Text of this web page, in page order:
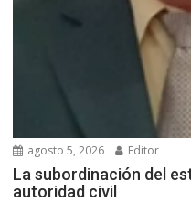
agosto 5, 2026 Editor
La subordinación del
autoridad civil